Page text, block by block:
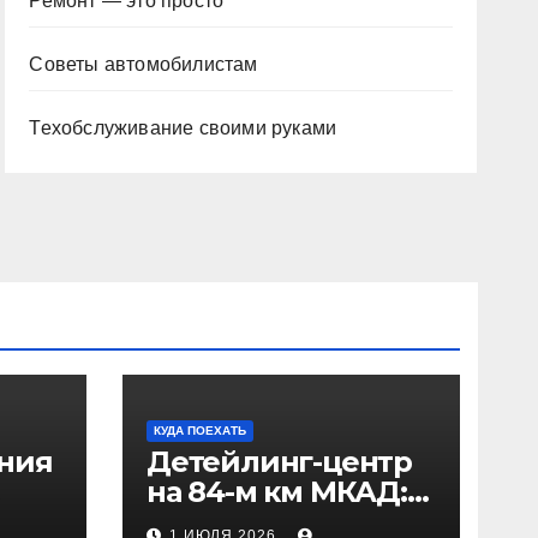
Советы автомобилистам
Техобслуживание своими руками
КУДА ПОЕХАТЬ
Детейлинг-центр
на 84-м км МКАД:
адрес и проезд